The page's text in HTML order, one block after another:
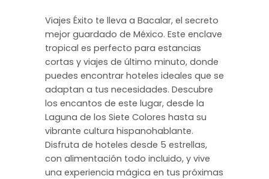
Viajes Éxito te lleva a Bacalar, el secreto
mejor guardado de México. Este enclave
tropical es perfecto para estancias
cortas y viajes de último minuto, donde
puedes encontrar hoteles ideales que se
adaptan a tus necesidades. Descubre
los encantos de este lugar, desde la
Laguna de los Siete Colores hasta su
vibrante cultura hispanohablante.
Disfruta de hoteles desde 5 estrellas,
con alimentación todo incluido, y vive
una experiencia mágica en tus próximas